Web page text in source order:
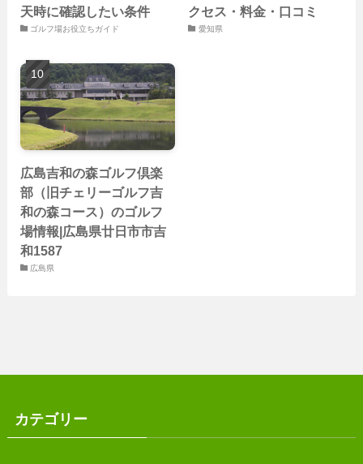
天時に確認したい条件
ゴルフ場お役立ちガイド
クセス・料金・口コミ
愛知県
広島吉和の森ゴルフ倶楽
部（旧チェリーゴルフ吉
和の森コース）のゴルフ
場情報|広島県廿日市市吉
和1587
広島県
カテゴリー